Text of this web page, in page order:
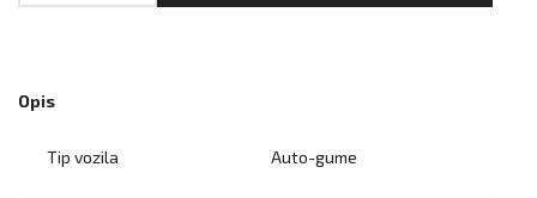
Opis
Tip vozila Auto-gume